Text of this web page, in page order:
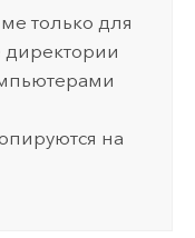
только для
директории
на